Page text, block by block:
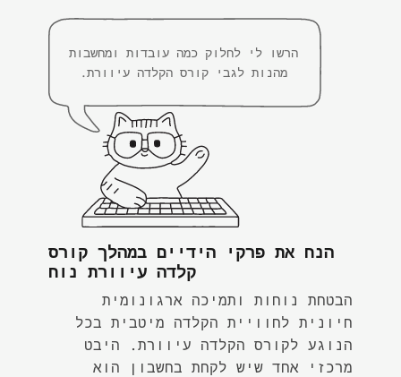
הרשו לי לחלוק כמה עובדות ומחשבות
מהנות לגבי קורס הקלדה עיוורת.
הנח את פרקי הידיים במהלך קורס
קלדה עיוורת נוח
הבטחת נוחות ותמיכה ארגונומית
חיונית לחוויית הקלדה מיטבית בכל
הנוגע לקורס הקלדה עיוורת. היבט
מרכזי אחד שיש לקחת בחשבון הוא